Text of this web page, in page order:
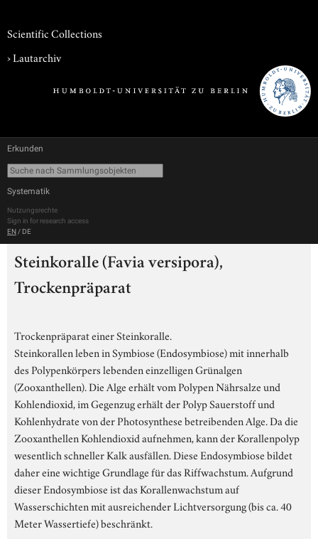
Scientific Collections
›Lautarchiv
Erkunden
Systematik
Nutzungsrechte
Sign in for research access
EN / DE
Steinkoralle (Favia versipora),
Trockenpräparat
Trockenpräparat einer Steinkoralle.
Steinkorallen leben in Symbiose (Endosymbiose) mit innerhalb
des Polypenkörpers lebenden einzelligen Grünalgen
(Zooxanthellen). Die Alge erhält vom Polypen Nährsalze und
Kohlendioxid, im Gegenzug erhält der Polyp Sauerstoff und
Kohlenhydrate von der Photosynthese betreibenden Alge. Da die
Zooxanthellen Kohlendioxid aufnehmen, kann der Korallenpolyp
wesentlich schneller Kalk ausfällen. Diese Endosymbiose bildet
daher eine wichtige Grundlage für das Riffwachstum. Aufgrund
dieser Endosymbiose ist das Korallenwachstum auf
Wasserschichten mit ausreichender Lichtversorgung (bis ca. 40
Meter Wassertiefe) beschränkt.